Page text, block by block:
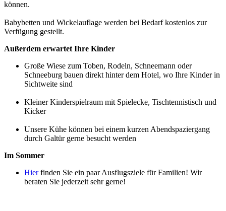
können.
Babybetten und Wickelauflage werden bei Bedarf kostenlos zur
Verfügung gestellt.
Außerdem erwartet Ihre Kinder
Große Wiese zum Toben, Rodeln, Schneemann oder
Schneeburg bauen direkt hinter dem Hotel, wo Ihre Kinder in
Sichtweite sind
Kleiner Kinderspielraum mit Spielecke, Tischtennistisch und
Kicker
Unsere Kühe können bei einem kurzen Abendspaziergang
durch Galtür gerne besucht werden
Im Sommer
Hierfinden Sie ein paar Ausflugsziele für Familien! Wir
beraten Sie jederzeit sehr gerne!